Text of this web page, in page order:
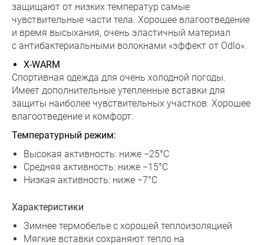
защищают от низких температур самые
чувствительные части тела. Хорошее влагоотведение
и время высыхания, очень эластичный материал
с антибактериальными волокнами «эффект от Odlo».
X-WARM
Спортивная одежда для очень холодной погоды.
Имеет дополнительные утепленные вставки для
защиты наиболее чувствительных участков. Хорошее
влагоотведение и комфорт.
Температурный режим:
Высокая активность: ниже −25°C
Средняя активность: ниже −15°C
Низкая активность: ниже −7°C
Характеристики
Зимнее термобелье с хорошей теплоизоляцией
Мягкие вставки сохраняют тепло на